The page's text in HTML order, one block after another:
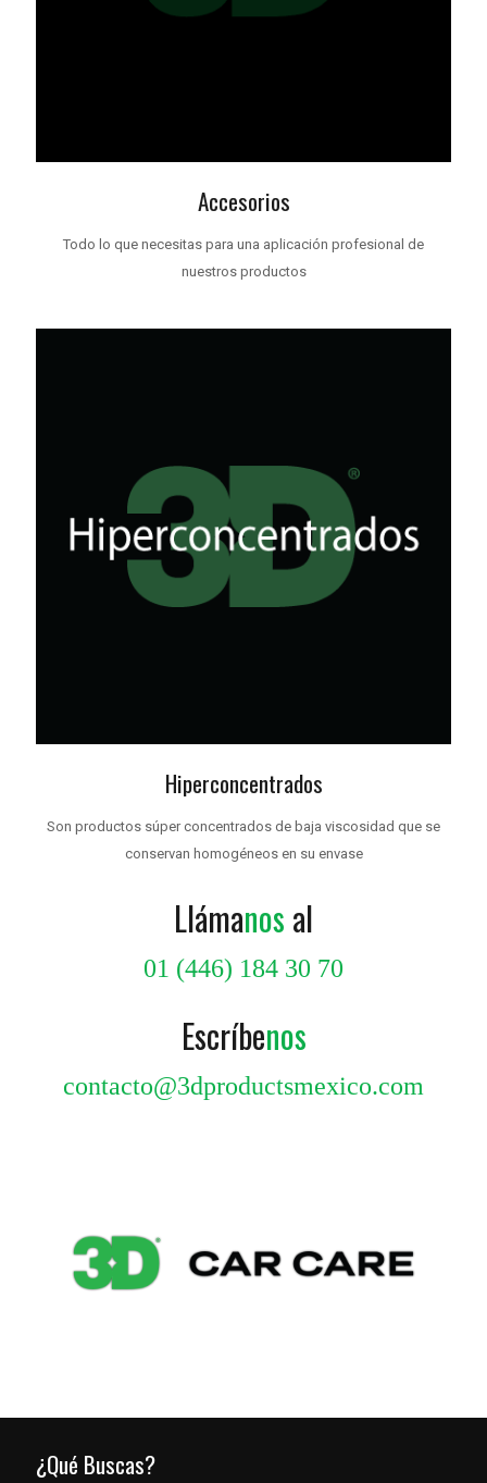
Accesorios
Todo lo que necesitas para una aplicación profesional de
nuestros productos
Hiperconcentrados
Son productos súper concentrados de baja viscosidad que se
conservan homogéneos en su envase
Llámanos al
01 (446) 184 30 70
Escríbenos
contacto@3dproductsmexico.com
¿Qué Buscas?